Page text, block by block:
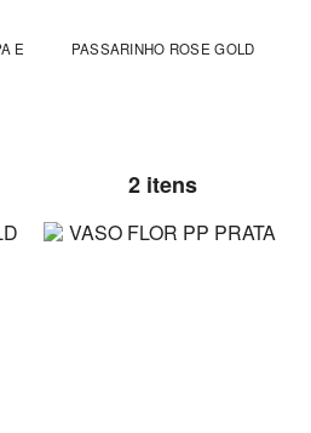
E
PASSARINHO ROSE GOLD
2 itens